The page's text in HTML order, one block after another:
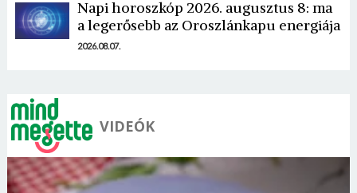
Napi horoszkóp 2026. augusztus 8: ma
a legerősebb az Oroszlánkapu energiája
2026.08.07.
VIDEÓK
Jelszó